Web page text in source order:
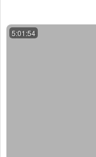
5:01:54